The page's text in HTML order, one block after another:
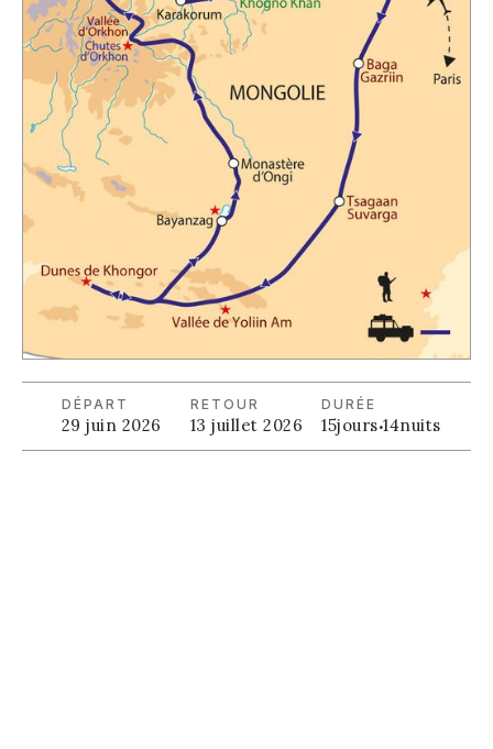
DÉPART
29 juin 2026
RETOUR
13 juillet 2026
DURÉE
15jours·14nuits